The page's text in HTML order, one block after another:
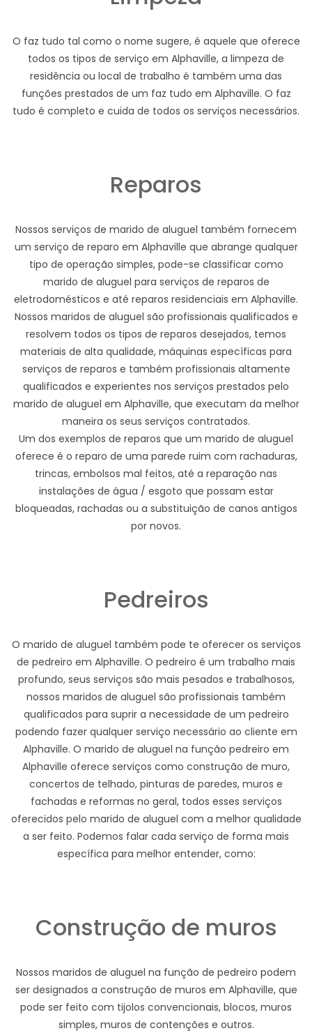
O faz tudo tal como o nome sugere, é aquele que oferece
todos os tipos de serviço em Alphaville, a limpeza de
residência ou local de trabalho é também uma das
funções prestados de um faz tudo em Alphaville. O faz
tudo é completo e cuida de todos os serviços necessários.
Reparos
Nossos serviços de marido de aluguel também fornecem
um serviço de reparo em Alphaville que abrange qualquer
tipo de operação simples, pode-se classificar como
marido de aluguel para serviços de reparos de
eletrodomésticos e até reparos residenciais em Alphaville.
Nossos maridos de aluguel são profissionais qualificados e
resolvem todos os tipos de reparos desejados, temos
materiais de alta qualidade, máquinas específicas para
serviços de reparos e também profissionais altamente
qualificados e experientes nos serviços prestados pelo
marido de aluguel em Alphaville, que executam da melhor
maneira os seus serviços contratados.
Um dos exemplos de reparos que um marido de aluguel
oferece é o reparo de uma parede ruim com rachaduras,
trincas, embolsos mal feitos, até a reparação nas
instalações de água / esgoto que possam estar
bloqueadas, rachadas ou a substituição de canos antigos
por novos.
Pedreiros
O marido de aluguel também pode te oferecer os serviços
de pedreiro em Alphaville. O pedreiro é um trabalho mais
profundo, seus serviços são mais pesados e trabalhosos,
nossos maridos de aluguel são profissionais também
qualificados para suprir a necessidade de um pedreiro
podendo fazer qualquer serviço necessário ao cliente em
Alphaville. O marido de aluguel na função pedreiro em
Alphaville oferece serviços como construção de muro,
concertos de telhado, pinturas de paredes, muros e
fachadas e reformas no geral, todos esses serviços
oferecidos pelo marido de aluguel com a melhor qualidade
a ser feito. Podemos falar cada serviço de forma mais
específica para melhor entender, como:
Construção de muros
Nossos maridos de aluguel na função de pedreiro podem
ser designados a construção de muros em Alphaville, que
pode ser feito com tijolos convencionais, blocos, muros
simples, muros de contenções e outros.